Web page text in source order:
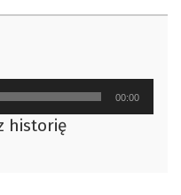
00:00
historię